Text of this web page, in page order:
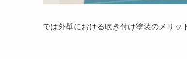
では外壁における吹き付け塗装のメリッ